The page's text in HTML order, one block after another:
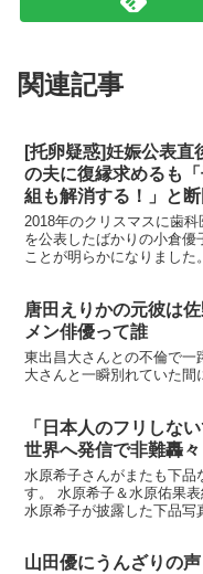
関連記事
[托卵疑惑]妊娠公表直
の夫に復縁求めるも
組も解消する！」と断
2018年のクリスマスに歯
を公表したばかりの小倉
ことが明らかになりまし
唐田えりかの元彼は
メン俳優って誰
東出昌大さんとの不倫で一
大さんと一瞬別れていた間
「日本人のフリしな
世界へ発信で非難轟々
水原希子さんがまたも下品
す。 水原希子＆水原佑果
水原希子が披露した下品写
山田優にうんざりの